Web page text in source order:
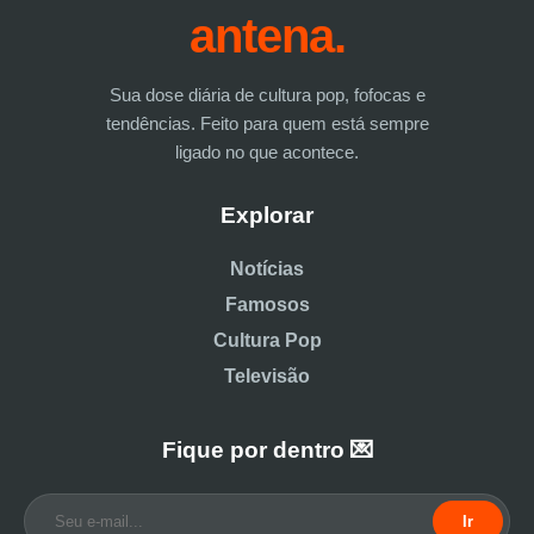
antena.
Sua dose diária de cultura pop, fofocas e
tendências. Feito para quem está sempre
ligado no que acontece.
Explorar
Notícias
Famosos
Cultura Pop
Televisão
Fique por dentro 💌
Ir